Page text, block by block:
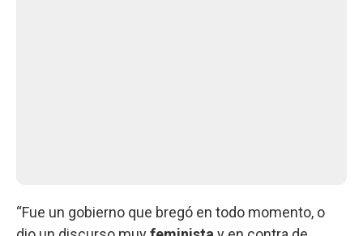
“Fue un gobierno que bregó en todo momento, o